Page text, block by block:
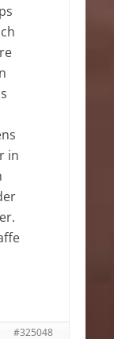
in
#325048